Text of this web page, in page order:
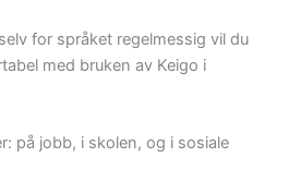
for språket regelmessig vil du
med bruken av Keigo i
på jobb, i skolen, og i sosiale